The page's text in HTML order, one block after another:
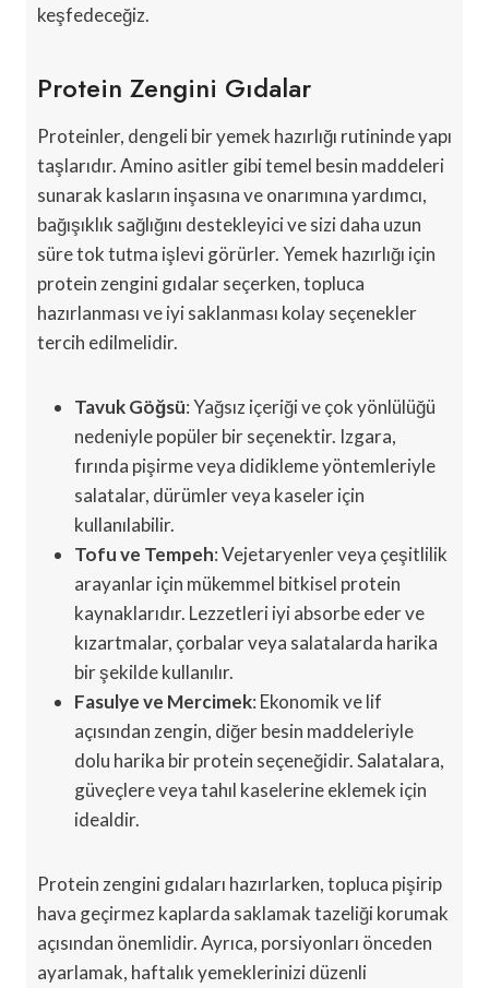
keşfedeceğiz.
Protein Zengini Gıdalar
Proteinler, dengeli bir yemek hazırlığı rutininde yapı
taşlarıdır. Amino asitler gibi temel besin maddeleri
sunarak kasların inşasına ve onarımına yardımcı,
bağışıklık sağlığını destekleyici ve sizi daha uzun
süre tok tutma işlevi görürler. Yemek hazırlığı için
protein zengini gıdalar seçerken, topluca
hazırlanması ve iyi saklanması kolay seçenekler
tercih edilmelidir.
Tavuk Göğsü: Yağsız içeriği ve çok yönlülüğü
nedeniyle popüler bir seçenektir. Izgara,
fırında pişirme veya didikleme yöntemleriyle
salatalar, dürümler veya kaseler için
kullanılabilir.
Tofu ve Tempeh: Vejetaryenler veya çeşitlilik
arayanlar için mükemmel bitkisel protein
kaynaklarıdır. Lezzetleri iyi absorbe eder ve
kızartmalar, çorbalar veya salatalarda harika
bir şekilde kullanılır.
Fasulye ve Mercimek: Ekonomik ve lif
açısından zengin, diğer besin maddeleriyle
dolu harika bir protein seçeneğidir. Salatalara,
güveçlere veya tahıl kaselerine eklemek için
idealdir.
Protein zengini gıdaları hazırlarken, topluca pişirip
hava geçirmez kaplarda saklamak tazeliği korumak
açısından önemlidir. Ayrıca, porsiyonları önceden
ayarlamak, haftalık yemeklerinizi düzenli